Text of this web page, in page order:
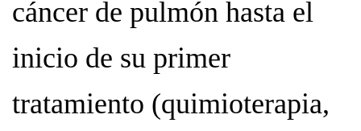
cáncer de pulmón hasta el
inicio de su primer
tratamiento (quimioterapia,